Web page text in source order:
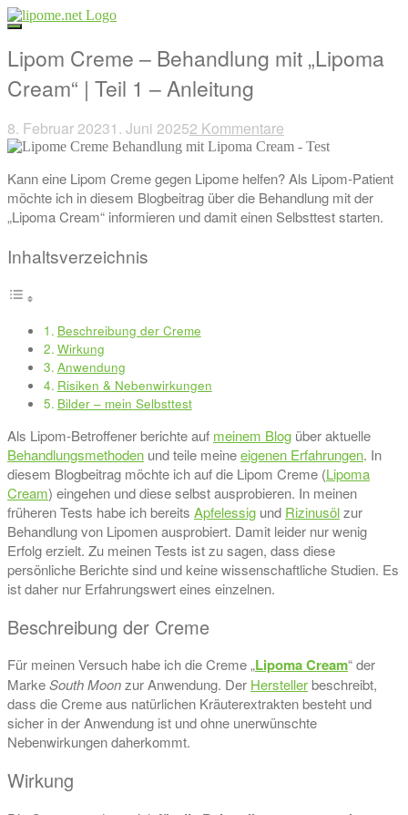
Direkt
zum
Lipom Creme – Behandlung mit „Lipoma
Cream“ | Teil 1 – Anleitung
8. Februar 20231. Juni 20252 Kommentare
Beitragsnavigation
Kann eine Lipom Creme gegen Lipome helfen? Als Lipom-Patient
möchte ich in diesem Blogbeitrag über die Behandlung mit der
„Lipoma Cream“ informieren und damit einen Selbsttest starten.
Inhaltsverzeichnis
Beschreibung der Creme
Wirkung
Anwendung
Risiken & Nebenwirkungen
Bilder – mein Selbsttest
Als Lipom-Betroffener berichte auf meinem Blog über aktuelle
Behandlungsmethoden und teile meineeigenen Erfahrungen. In
diesem Blogbeitrag möchte ich auf die Lipom Creme (Lipoma
Cream) eingehen und diese selbst ausprobieren. In meinen
früheren Tests habe ich bereits Apfelessig und Rizinusölzur
Behandlung von Lipomen ausprobiert. Damit leider nur wenig
Erfolg erzielt. Zu meinen Tests ist zu sagen, dass diese
persönliche Berichte sind und keine wissenschaftliche Studien. Es
ist daher nur Erfahrungswert eines einzelnen.
Beschreibung der Creme
Für meinen Versuch habe ich die Creme „Lipoma Cream“ der
MarkeSouth Moonzur Anwendung. Der Herstellerbeschreibt,
dass die Creme aus natürlichen Kräuterextrakten besteht und
sicher in der Anwendung ist und ohne unerwünschte
Nebenwirkungen daherkommt.
Wirkung